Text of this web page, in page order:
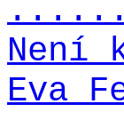
Není
Eva